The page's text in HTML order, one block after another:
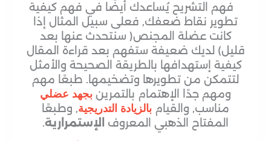
فهم التشريح يُساعدك أيضًا في فهم كيفية
تطوير نقاط ضعفك, فعلى سبيل المثال إذا
كانت عضلة المجنص( سنتحدث عنها بعد
قليل) لديك ضعيفة ستفهم بعد قراءة المقال
كيفية إستهدافها بالطريقة الصحيحة والأمثل
لتتمكن من تطويرها وتضخيمها. طبعًا مهم
ومهم جدًا الإهتمام بالتمرين بجهد عضلي
مناسب, والقيام بالزيادة التدريجية, وطبعًا
المفتاح الذهبي المعروف الإستمرارية.